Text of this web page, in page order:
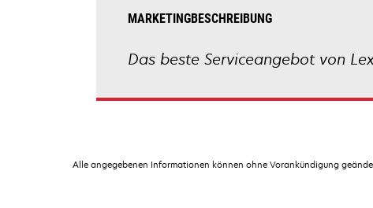
MARKETINGBESCHREIBUNG
Das beste Serviceangebot von
Alle angegebenen Informationen können ohne Vorankündigung